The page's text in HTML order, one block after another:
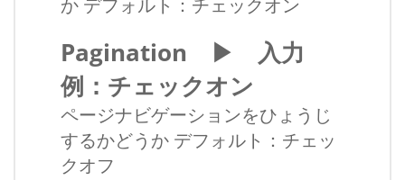
か デフォルト：チェックオン
Pagination ▶ 入力
例：チェックオン
ページナビゲーションをひょうじ
するかどうか デフォルト：チェッ
クオフ